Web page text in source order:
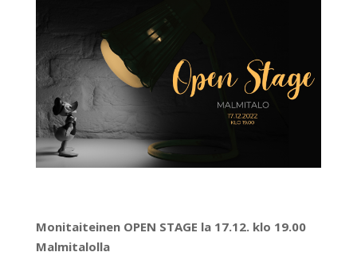
Monitaiteinen OPEN STAGE la 17.12. klo 19.00
Malmitalolla